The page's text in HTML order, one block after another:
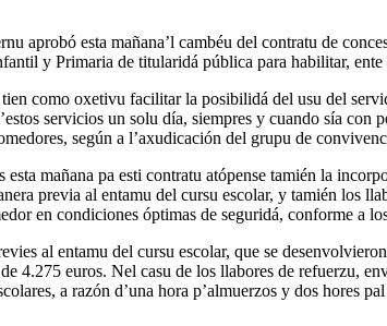
aprobó esta mañana’l cambéu del contratu de
y Primaria de titularidá pública para habilitar,
como oxetivu facilitar la posibilidá del usu del
servicios un solu día, siempres y cuando sía
según a l’axudicación del grupu de
esta mañana pa esti contratu atópense tamién la
previa al entamu del cursu escolar, y tamién los
en condiciones óptimas de seguridá, conforme a
al entamu del cursu escolar, que se
4.275 euros. Nel casu de los llabores de refuerzu,
a razón d’una hora p’almuerzos y dos hores